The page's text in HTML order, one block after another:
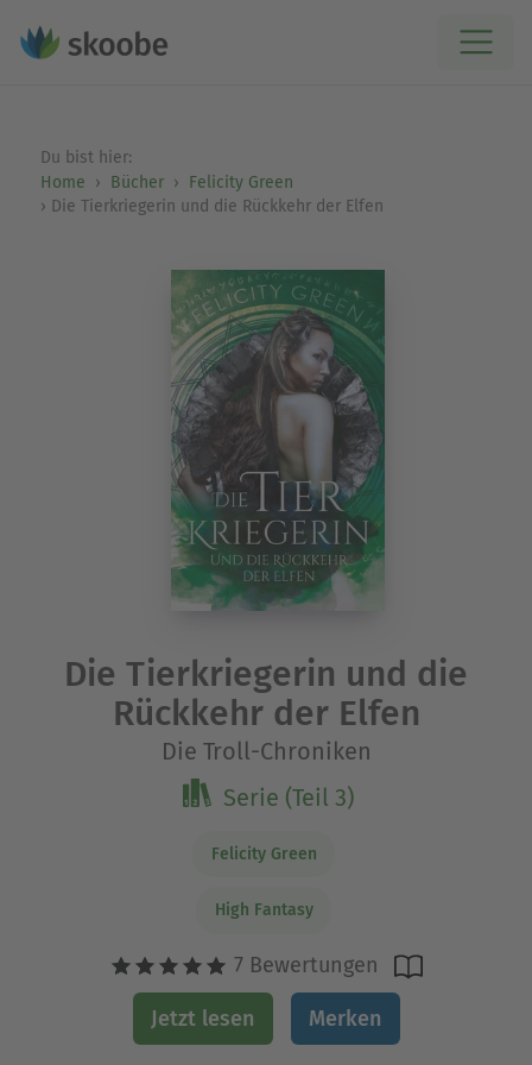
Du bist hier:
Home
Bücher
Felicity Green
Die Tierkriegerin und die Rückkehr der Elfen
Die Tierkriegerin und die
Rückkehr der Elfen
Die Troll-Chroniken
Serie (Teil 3)
Felicity Green
High Fantasy
7 Bewertungen
Jetzt lesen Merken